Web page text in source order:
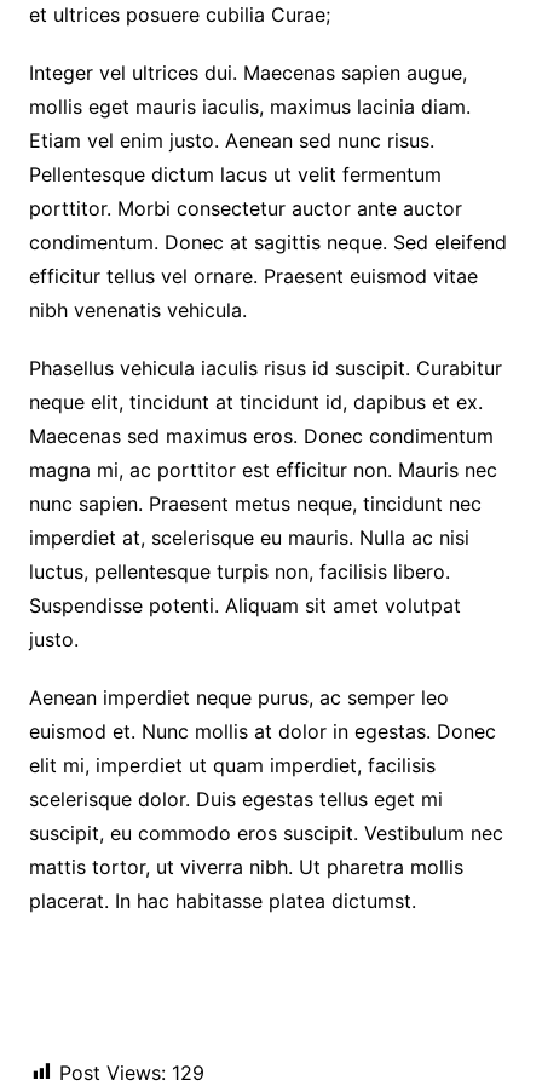
et ultrices posuere cubilia Curae;
Integer vel ultrices dui. Maecenas sapien augue,
mollis eget mauris iaculis, maximus lacinia diam.
Etiam vel enim justo. Aenean sed nunc risus.
Pellentesque dictum lacus ut velit fermentum
porttitor. Morbi consectetur auctor ante auctor
condimentum. Donec at sagittis neque. Sed eleifend
efficitur tellus vel ornare. Praesent euismod vitae
nibh venenatis vehicula.
Phasellus vehicula iaculis risus id suscipit. Curabitur
neque elit, tincidunt at tincidunt id, dapibus et ex.
Maecenas sed maximus eros. Donec condimentum
magna mi, ac porttitor est efficitur non. Mauris nec
nunc sapien. Praesent metus neque, tincidunt nec
imperdiet at, scelerisque eu mauris. Nulla ac nisi
luctus, pellentesque turpis non, facilisis libero.
Suspendisse potenti. Aliquam sit amet volutpat
justo.
Aenean imperdiet neque purus, ac semper leo
euismod et. Nunc mollis at dolor in egestas. Donec
elit mi, imperdiet ut quam imperdiet, facilisis
scelerisque dolor. Duis egestas tellus eget mi
suscipit, eu commodo eros suscipit. Vestibulum nec
mattis tortor, ut viverra nibh. Ut pharetra mollis
placerat. In hac habitasse platea dictumst.
Post Views: 129